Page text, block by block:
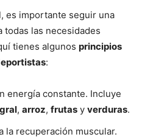
es importante seguir una
todas las necesidades
tienes algunos principios
:
energía constante. Incluye
, arroz, frutas y verduras.
la recuperación muscular.